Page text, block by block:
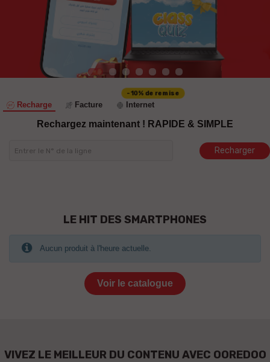
Recharge Facture
-10% de remise
Internet
Rechargez maintenant ! RAPIDE & SIMPLE
Recharger
LE HIT DES SMARTPHONES
Aucun produit à l'heure actuelle.
Voir le catalogue
VIVEZ LE MEILLEUR DU CONTENU AVEC OOREDOO